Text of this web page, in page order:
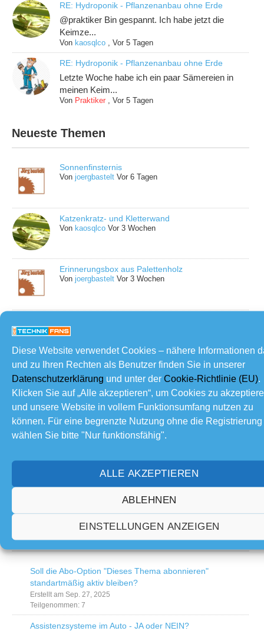
Diese Website verwendet Cookies – nähere Informationen
und zu Ihren Rechten als Benutzer finden Sie in unserer
Datenschutzerklärung und unter der Cookie-Richtlinie (EU).
Klicken Sie auf „Alle akzeptieren“, um Cookies zu
und unsere Website in vollem Funktionsumfang nutzen zu
können. Für eine begrenzte Nutzung ohne die Registrierung
wählen Sie bitte "Nur funktionsfähig".
ALLE AKZEPTIEREN
ABLEHNEN
EINSTELLUNGEN ANZEIGEN
RE: Hydroponik - Pflanzenanbau ohne Erde
@praktiker Bin gespannt. Ich habe jetzt die
Keimze...
Von kaosqlco ,Vor 5 Tagen
RE: Hydroponik - Pflanzenanbau ohne Erde
Letzte Woche habe ich ein paar Sämereien in
meinen Keim...
Von Praktiker ,Vor 5 Tagen
Neueste Themen
Sonnenfinsternis
Vonjoergbastelt Vor 6 Tagen
Katzenkratz- und Kletterwand
Vonkaosqlco Vor 3 Wochen
Erinnerungsbox aus Palettenholz
Vonjoergbastelt Vor 3 Wochen
Osmose Anlage
Glasfaser deutsche Telekom
VonRupi Vor 4 Wochen
Welcher Bohrer für Granit
Vonjoergbastelt Vor 1 Monat
Stehlampe erneuert
Umfragen
Soll die Abo-Option "Dieses Thema abonnieren"
standartmäßig aktiv bleiben?
Erstellt am Sep. 27, 2025
Teilgenommen: 7
Assistenzsysteme im Auto - JA oder NEIN?